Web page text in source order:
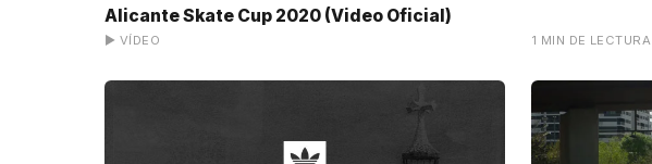
Alicante Skate Cup 2020 (Video Oficial)
▶ VÍDEO 1 MIN DE LECTURA